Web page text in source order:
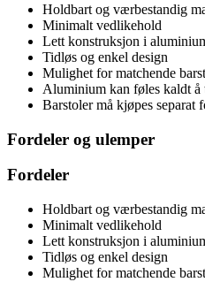
Holdbart og værbestandig
Minimalt vedlikehold
Lett konstruksjon i
Tidløs og enkel design
Mulighet for matchende
Aluminium kan føles kaldt å
Barstoler må kjøpes separat
Fordeler og ulemper
Fordeler
Holdbart og værbestandig
Minimalt vedlikehold
Lett konstruksjon i
Tidløs og enkel design
Mulighet for matchende